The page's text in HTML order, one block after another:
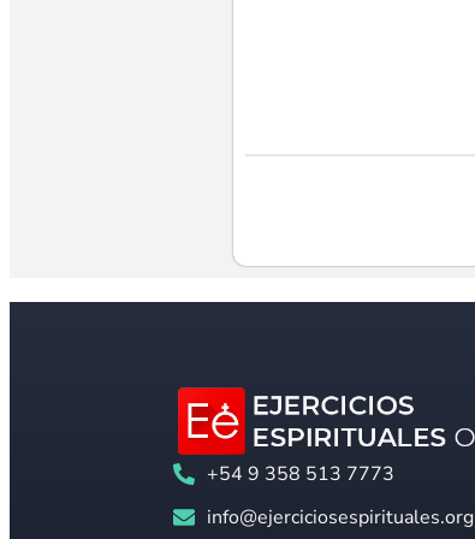
+54 9 358 513 7773
info@ejerciciosespirituales.org